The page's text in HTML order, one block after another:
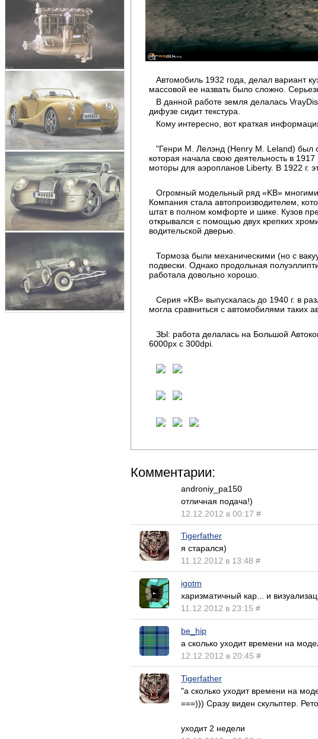
Автомобиль 1932 года, делал вариант
массовой ее назвать было сложно.
В данной работе земля делалась
дифузе сидит текстура.
Кому интересно, вот краткая
"Генри М. Лелэнд (Henry M. Leland) был
которая начала свою деятельность в
моторы для аэропланов Liberty. В 1922 г.
Огромный модельный ряд «KB» многими
Компания стала автопроизводителем,
штат в полном комфорте и шике. Кузов
открывался с помощью двух крепких
водительской дверью.
Тормоза были механическими (но с
подвески. Однако продольная
работала довольно хорошо.
Серия «KB» выпускалась до 1940 г. в
могла сравниться с автомобилями таких
ЗЫ: работа делалась на Большой
6000px с 300dpi.
Комментарии:
androniy_pa150
отличная подача!)
12.12.2012 в 00:17 #
Tigerfather
я старался)
11.12.2012 в 13:48 #
igotm
харизматичный кар... и
11.12.2012 в 23:15 #
be_hip
а сколько уходит времени на
12.12.2012 в 20:45 #
Tigerfather
"а сколько уходит времени на
===))) Сразу виден скульптер.
уходит 2 недели